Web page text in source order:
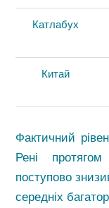
Катлабух
Китай
Фактичний
Рені
поступово
середніх